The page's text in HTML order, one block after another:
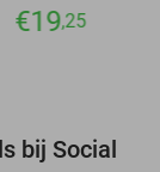
€19,25
bij Social